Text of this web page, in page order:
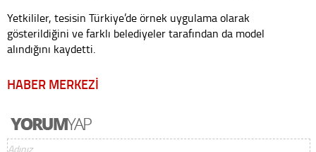
Yetkililer, tesisin Türkiye’de örnek uygulama olarak
gösterildiğini ve farklı belediyeler tarafından da model
alındığını kaydetti.
HABER MERKEZİ